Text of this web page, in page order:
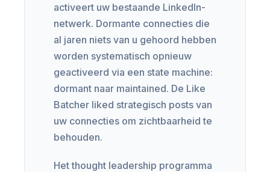
activeert uw bestaande LinkedIn-
netwerk. Dormante connecties die
al jaren niets van u gehoord hebben
worden systematisch opnieuw
geactiveerd via een state machine:
dormant naar maintained. De Like
Batcher liked strategisch posts van
uw connecties om zichtbaarheid te
behouden.
Het thought leadership programma